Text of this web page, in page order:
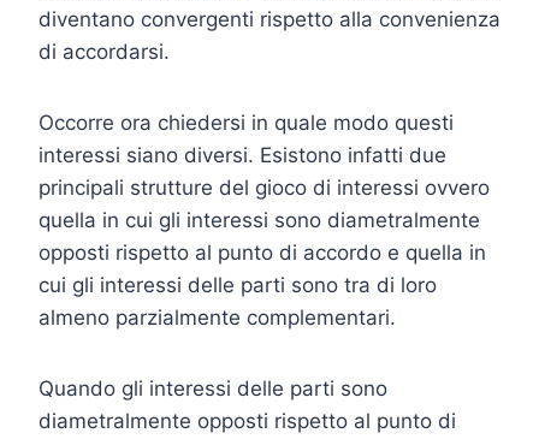
diventano convergenti rispetto alla convenienza
di accordarsi.
Occorre ora chiedersi in quale modo questi
interessi siano diversi. Esistono infatti due
principali strutture del gioco di interessi ovvero
quella in cui gli interessi sono diametralmente
opposti rispetto al punto di accordo e quella in
cui gli interessi delle parti sono tra di loro
almeno parzialmente complementari.
Quando gli interessi delle parti sono
diametralmente opposti rispetto al punto di